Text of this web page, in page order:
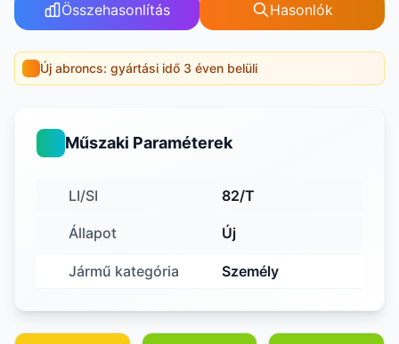
Összehasonlítás Hasonlók
Új abroncs: gyártási idő 3 éven belüli
Műszaki Paraméterek
LI/SI 82/T
Állapot Új
Jármű kategória Személy